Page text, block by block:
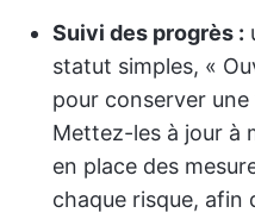
Suivi des progrès :
statut simples, «
pour conserver
Mettez-les à jour à
en place des
chaque risque, afin